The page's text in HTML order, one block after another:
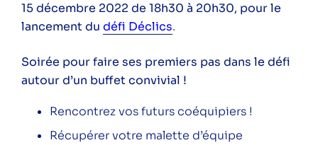
Conférence
Particuliers
Professionnels
15 décembre 2022 de 18h30 à 20h30, pour le
lancement du défi Déclics.
Soirée pour faire ses premiers pas dans le défi
autour d’un buffet convivial !
Rencontrez vos futurs coéquipiers !
Récupérer votre malette d’équipe